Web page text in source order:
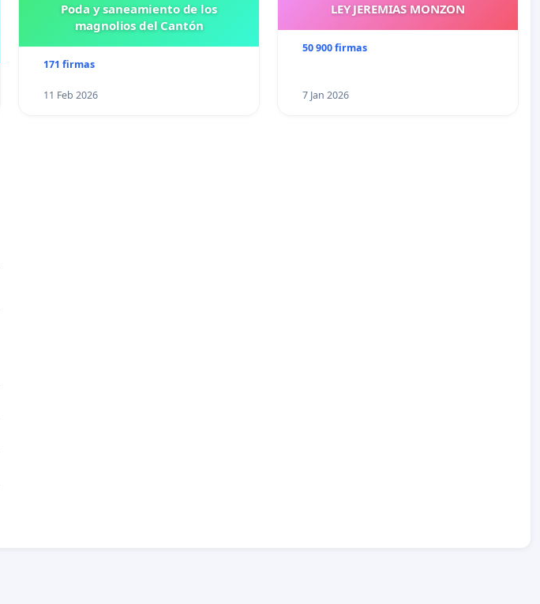
Poda y saneamiento de los
magnolios del Cantón
171 firmas
11 Feb 2026
LEY JEREMIAS MONZON
50 900 firmas
7 Jan 2026